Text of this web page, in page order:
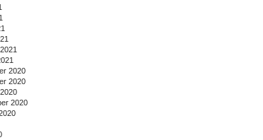
2020
2020
2020